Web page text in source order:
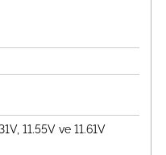
11.55V ve 11.61V